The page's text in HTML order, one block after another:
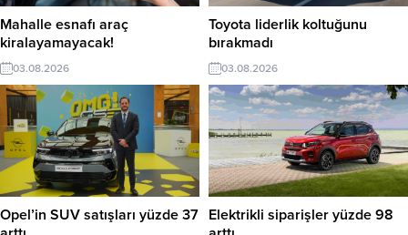
Mahalle esnafı araç
kiralayamayacak!
03.08.2026
Toyota liderlik koltuğunu
bırakmadı
03.08.2026
Opel’in SUV satışları yüzde 37 Elektrikli siparişler yüzde 98